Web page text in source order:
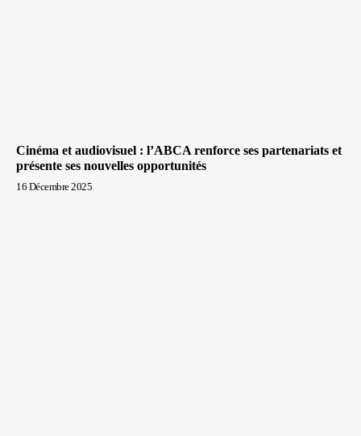
Cinéma et audiovisuel : l’ABCA renforce ses partenariats et
présente ses nouvelles opportunités
16 Décembre 2025